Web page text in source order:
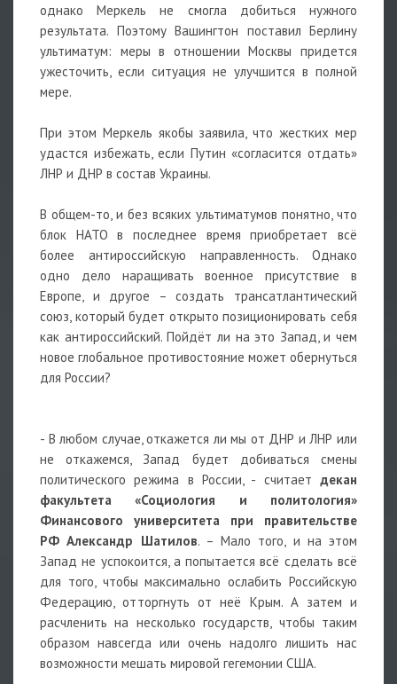
однако Меркель не смогла добиться нужного
результата. Поэтому Вашингтон поставил Берлину
ультиматум: меры в отношении Москвы придется
ужесточить, если ситуация не улучшится в полной
мере.
При этом Меркель якобы заявила, что жестких мер
удастся избежать, если Путин «согласится отдать»
ЛНР и ДНР в состав Украины.
В общем-то, и без всяких ультиматумов понятно, что
блок НАТО в последнее время приобретает всё
более антироссийскую направленность. Однако
одно дело наращивать военное присутствие в
Европе, и другое – создать трансатлантический
союз, который будет открыто позиционировать себя
как антироссийский. Пойдёт ли на это Запад, и чем
новое глобальное противостояние может обернуться
для России?
- В любом случае, откажется ли мы от ДНР и ЛНР или
не откажемся, Запад будет добиваться смены
политического режима в России, - считает декан
факультета «Социология и политология»
Финансового университета при правительстве
РФ Александр Шатилов. – Мало того, и на этом
Запад не успокоится, а попытается всё сделать всё
для того, чтобы максимально ослабить Российскую
Федерацию, отторгнуть от неё Крым. А затем и
расчленить на несколько государств, чтобы таким
образом навсегда или очень надолго лишить нас
возможности мешать мировой гегемонии США.